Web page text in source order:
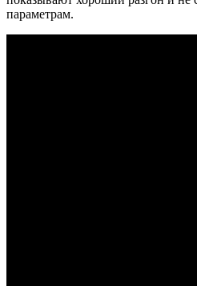
параметрам.